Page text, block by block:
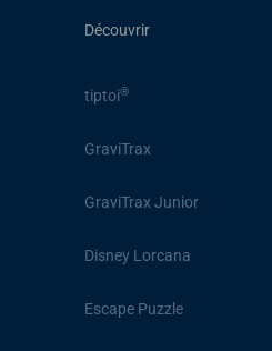
Découvrir
tiptoi®
GraviTrax
GraviTrax Junior
Disney Lorcana
Escape Puzzle